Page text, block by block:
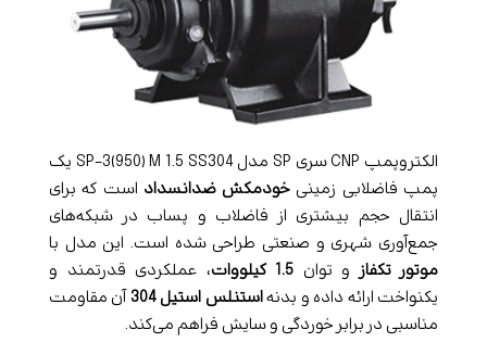
الکتروپمپ CNP سری SP مدل SP-3(950) M 1.5 SS304 یک
پمپ فاضلابی زمینی خودمکش ضدانسداد است که برای
انتقال حجم بیشتری از فاضلاب و پساب در شبکه‌های
جمع‌آوری شهری و صنعتی طراحی شده است. این مدل با
موتور تکفازو توان 1.5 کیلووات
، عملکردی قدرتمند و
یکنواخت ارائه داده و بدنهاستنلس استیل 304
آن مقاومت
مناسبی در برابر خوردگی و سایش فراهم می‌کند.